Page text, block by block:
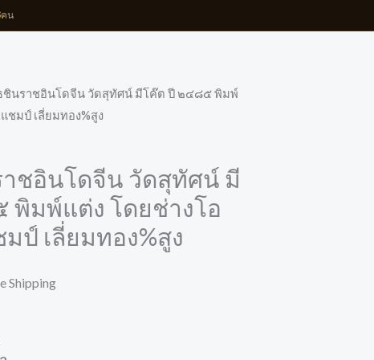
คน
ชินราชอินโดจีน วัดสุทัศน์ มีโค๊ต ปี ๒๔๘๕ พิมพ์
ชมป์ เลี่ยมทอง%สูง
ชอินโดจีน วัดสุทัศน์ มี
มพ์แต่ง โดยช่างโอ
ป์ เลี่ยมทอง%สูง
Shipping